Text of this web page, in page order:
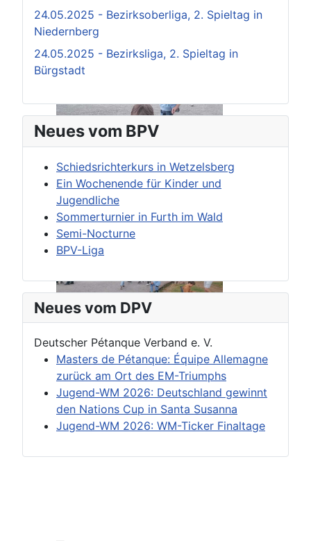
24.05.2025 - Bezirksoberliga, 2. Spieltag in
Niedernberg
24.05.2025 - Bezirksliga, 2. Spieltag in
Bürgstadt
Neues vom BPV
Schiedsrichterkurs in Wetzelsberg
Ein Wochenende für Kinder und
Jugendliche
Sommerturnier in Furth im Wald
Semi-Nocturne
BPV-Liga
Neues vom DPV
Deutscher Pétanque Verband e. V.
Masters de Pétanque: Équipe Allemagne
zurück am Ort des EM-Triumphs
Jugend-WM 2026: Deutschland gewinnt
den Nations Cup in Santa Susanna
Jugend-WM 2026: WM-Ticker Finaltage